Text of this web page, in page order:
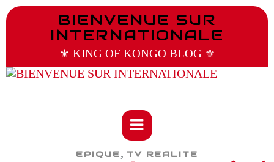
BIENVENUE SUR
INTERNATIONALE
⚜️ KING OF KONGO BLOG ⚜️
EPIQUE, TV REALITE